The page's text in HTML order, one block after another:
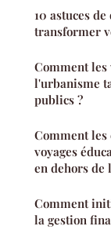
10 astuces
transformer
Comment
l'urbanisme
publics ?
Comment les
voyages
en dehors de
Comment
la gestion